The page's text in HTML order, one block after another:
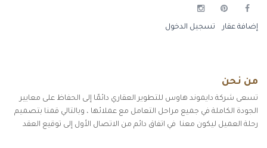
إضافة عقار تسجيل الدخول
من نحن
تسعى شركة دايموند هاوس للتطوير العقاري دائمًا إلى الحفاظ على معايير
الجودة الكاملة في جميع مراحل التعامل مع عملائها ، وبالتالي قمنا بتصميم
رحلة العميل ليكون معنا في اتفاق دائم من الاتصال الأول إلى توقيع العقد